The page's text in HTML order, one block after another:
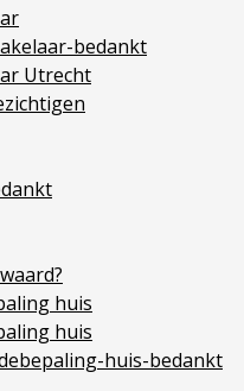
bedankt
Utrecht
huis
huis
huis-bedankt